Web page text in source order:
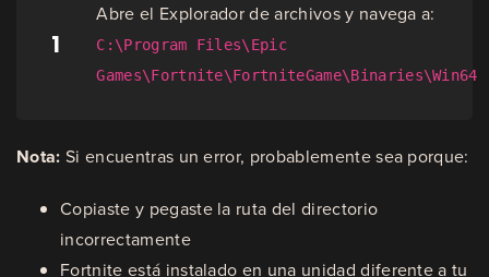
1
Abre el Explorador de archivos y navega a:
C:\Program Files\Epic
Games\Fortnite\FortniteGame\Binaries\Win64
Nota: Si encuentras un error, probablemente sea porque:
Copiaste y pegaste la ruta del directorio
incorrectamente
Fortnite está instalado en una unidad diferente a tu